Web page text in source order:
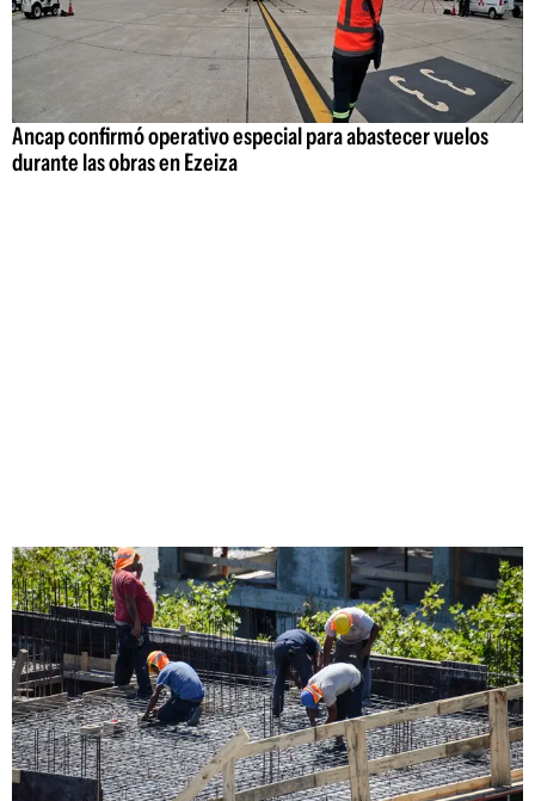
Ancap confirmó operativo especial para abastecer vuelos
durante las obras en Ezeiza